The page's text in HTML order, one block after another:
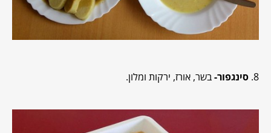
8. סינגפור-בשר, אורז, ירקות ומלון.